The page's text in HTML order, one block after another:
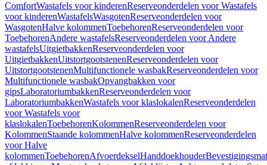
ComfortWastafels voor kinderenReserveonderdelen voor Wastafels
voor kinderenWastafelsWasgotenReserveonderdelen voor
WasgotenHalve kolommenToebehorenReserveonderdelen voor
ToebehorenAndere wastafelsReserveonderdelen voor Andere
wastafelsUitgietbakkenReserveonderdelen voor
UitgietbakkenUitstortgootstenenReserveonderdelen voor
UitstortgootstenenMultifunctionele wasbakReserveonderdelen voor
Multifunctionele wasbakOpvangbakken voor
gipsLaboratoriumbakkenReserveonderdelen voor
LaboratoriumbakkenWastafels voor klaslokalenReserveonderdelen
voor Wastafels voor
klaslokalenToebehorenKolommenReserveonderdelen voor
KolommenStaande kolommenHalve kolommenReserveonderdelen
voor Halve
kolommenToebehorenAfvoerdekselHanddoekhouder